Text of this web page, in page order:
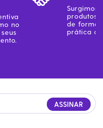
no
Surgimos
produtos
de forma
prática
ASSINAR